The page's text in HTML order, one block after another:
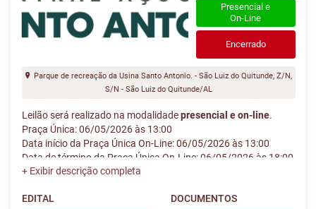
Presencial e
On-Line
Encerrado
Parque de recreação da Usina Santo Antonio. - São Luiz do Quitunde, Z/N,
S/N - São Luiz do Quitunde/AL
Leilão será realizado na modalidadepresencial e on-line.
Praça Única: 06/05/2026 às 13:00
Data início da Praça Única On-Line: 06/05/2026 às 13:00
Data de término da Praça Única On-Line: 06/05/2026 às 18:00
EDITAL DOCUMENTOS